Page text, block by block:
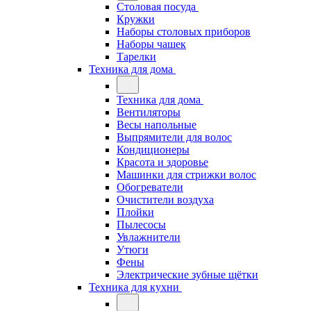
Столовая посуда
Кружки
Наборы столовых приборов
Наборы чашек
Тарелки
Техника для дома
Техника для дома
Вентиляторы
Весы напольные
Выпрямители для волос
Кондиционеры
Красота и здоровье
Машинки для стрижки волос
Обогреватели
Очистители воздуха
Плойки
Пылесосы
Увлажнители
Утюги
Фены
Электрические зубные щётки
Техника для кухни